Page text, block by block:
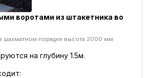
воротами из штакетника во
шахматном порядке высота 2000 мм
на глубину 1.5м.